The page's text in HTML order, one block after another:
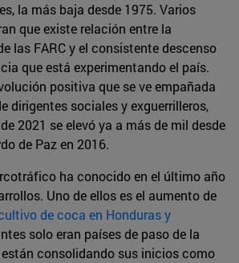
la más baja desde 1975. Varios
que existe relación entre la
las FARC y el consistente descenso
que está experimentando el país.
positiva que se ve empañada
dirigentes sociales y exguerrilleros,
2021 se elevó ya a más de mil desde
de Paz en 2016.
ha conocido en el último año
Uno de ellos es el aumento de
de coca en Honduras y
solo eran países de paso de la
consolidando sus inicios como